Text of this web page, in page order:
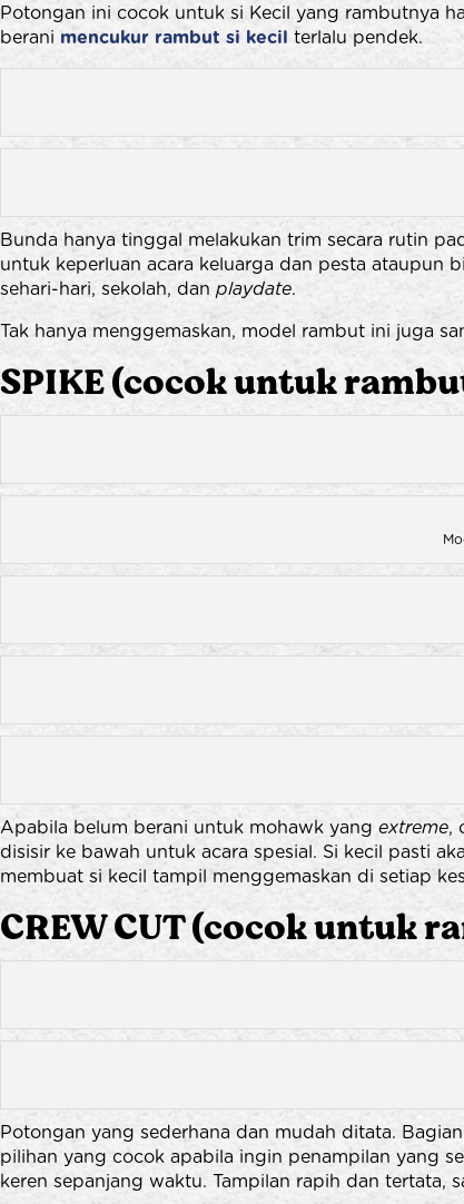
Potongan ini cocok untuk si Kecil yang rambutnya
berani mencukur rambut si kecil terlalu pendek.
Bunda hanya tinggal melakukan trim secara rutin
untuk keperluan acara keluarga dan pesta ataupun
sehari-hari, sekolah, dan playdate.
Tak hanya menggemaskan, model rambut ini juga
SPIKE (cocok untuk
Apabila belum berani untuk mohawk yang extreme,
disisir ke bawah untuk acara spesial. Si kecil pasti
membuat si kecil tampil menggemaskan di setiap
CREW CUT (cocok untuk
Potongan yang sederhana dan mudah ditata.
pilihan yang cocok apabila ingin penampilan yang
keren sepanjang waktu. Tampilan rapih dan